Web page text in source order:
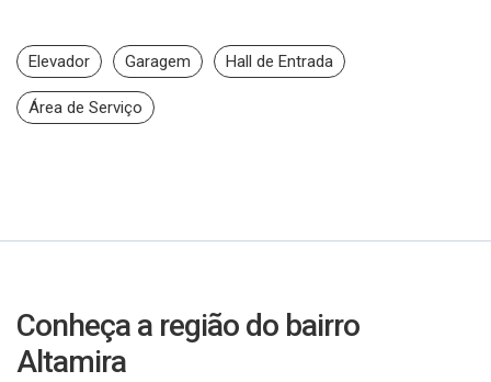
Elevador Garagem Hall de Entrada
Área de Serviço
Conheça a região do bairro
Altamira